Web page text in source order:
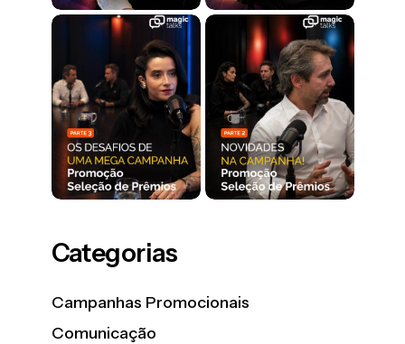
Categorias
Campanhas Promocionais
Comunicação